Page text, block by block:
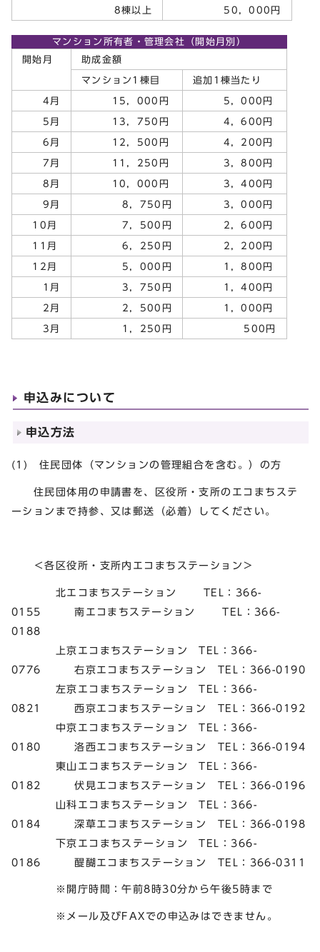
8棟以上 50，000円
マンション所有者・管理会社（開始月別）
開始月
助成金額
マンション1棟目 追加1棟当たり
4月 15，000円 5，000円
5月 13，750円 4，600円
6月 12，500円 4，200円
7月 11，250円 3，800円
8月 10，000円 3，400円
9月 8，750円 3，000円
10月 7，500円 2，600円
11月 6，250円 2，200円
12月 5，000円 1，800円
1月 3，750円 1，400円
2月 2，500円 1，000円
3月 1，250円 500円
申込みについて
申込方法
(1) 住民団体（マンションの管理組合を含む。）の方
住民団体用の申請書を、区役所・支所のエコまちステ
ーションまで持参、又は郵送（必着）してください。
＜各区役所・支所内エコまちステーション＞
北エコまちステーション TEL：366-
0155 南エコまちステーション TEL：366-
0188
上京エコまちステーション TEL：366-
0776 右京エコまちステーション TEL：366-0190
左京エコまちステーション TEL：366-
0821 西京エコまちステーション TEL：366-0192
中京エコまちステーション TEL：366-
0180 洛西エコまちステーション TEL：366-0194
東山エコまちステーション TEL：366-
0182 伏見エコまちステーション TEL：366-0196
山科エコまちステーション TEL：366-
0184 深草エコまちステーション TEL：366-0198
下京エコまちステーション TEL：366-
0186 醍醐エコまちステーション TEL：366-0311
※開庁時間：午前8時30分から午後5時まで
※メール及びFAXでの申込みはできません。